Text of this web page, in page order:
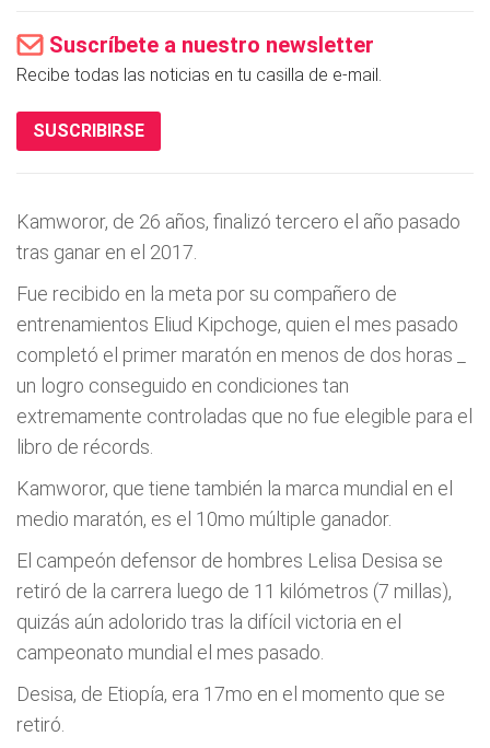
Suscríbete a nuestro newsletter
Recibe todas las noticias en tu casilla de e-mail.
SUSCRIBIRSE
Kamworor, de 26 años, finalizó tercero el año pasado
tras ganar en el 2017.
Fue recibido en la meta por su compañero de
entrenamientos Eliud Kipchoge, quien el mes pasado
completó el primer maratón en menos de dos horas _
un logro conseguido en condiciones tan
extremamente controladas que no fue elegible para el
libro de récords.
Kamworor, que tiene también la marca mundial en el
medio maratón, es el 10mo múltiple ganador.
El campeón defensor de hombres Lelisa Desisa se
retiró de la carrera luego de 11 kilómetros (7 millas),
quizás aún adolorido tras la difícil victoria en el
campeonato mundial el mes pasado.
Desisa, de Etiopía, era 17mo en el momento que se
retiró.